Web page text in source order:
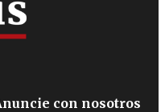
con nosotros